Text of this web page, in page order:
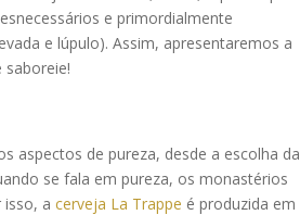
e primordialmente
e lúpulo). Assim, apresentaremos a
saboreie!
aspectos de pureza, desde a escolha da
se fala em pureza, os monastérios
a cerveja La Trappe é produzida em